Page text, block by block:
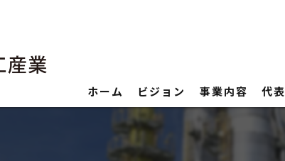
ホーム ビジョン 事業内容 代